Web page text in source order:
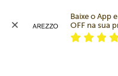
Baixe o App
OFF na sua